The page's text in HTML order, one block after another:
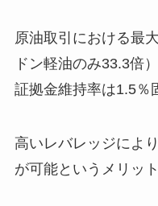
原油取引における最
ドン軽油のみ33.3倍）
証拠金維持率は1.5％
高いレバレッジによ
が可能というメリッ